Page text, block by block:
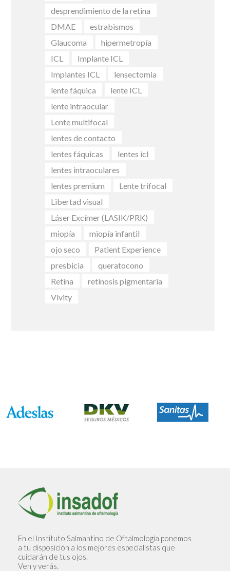
desprendimiento de la retina
DMAE
estrabismos
Glaucoma
hipermetropía
ICL
Implante ICL
Implantes ICL
lensectomia
lente fáquica
lente ICL
lente intraocular
Lente multifocal
lentes de contacto
lentes fáquicas
lentes icl
lentes intraoculares
lentes premium
Lente trifocal
Libertad visual
Láser Excímer (LASIK/PRK)
miopía
miopía infantil
ojo seco
Patient Experience
presbicia
queratocono
Retina
retinosis pigmentaria
Vivity
En el Instituto Salmantino de Oftalmología ponemos
a tu disposición a los mejores especialistas que
cuidarán de tus ojos.
Ven y verás.